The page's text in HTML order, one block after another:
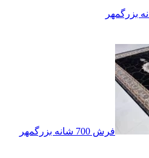
فرش 700 شانه بزرگمهر